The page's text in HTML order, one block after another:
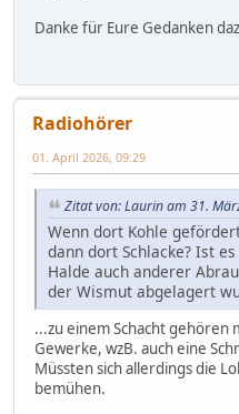
Danke für Eure Gedanken
Radiohörer
01. April 2026, 09:29
Zitat von: Laurin am 31.
Wenn dort Kohle
dann dort Schlacke? Ist
Halde auch anderer
der Wismut abgelagert
...zu einem Schacht gehören
Gewerke, wzB. auch eine
Müssten sich allerdings die
bemühen.